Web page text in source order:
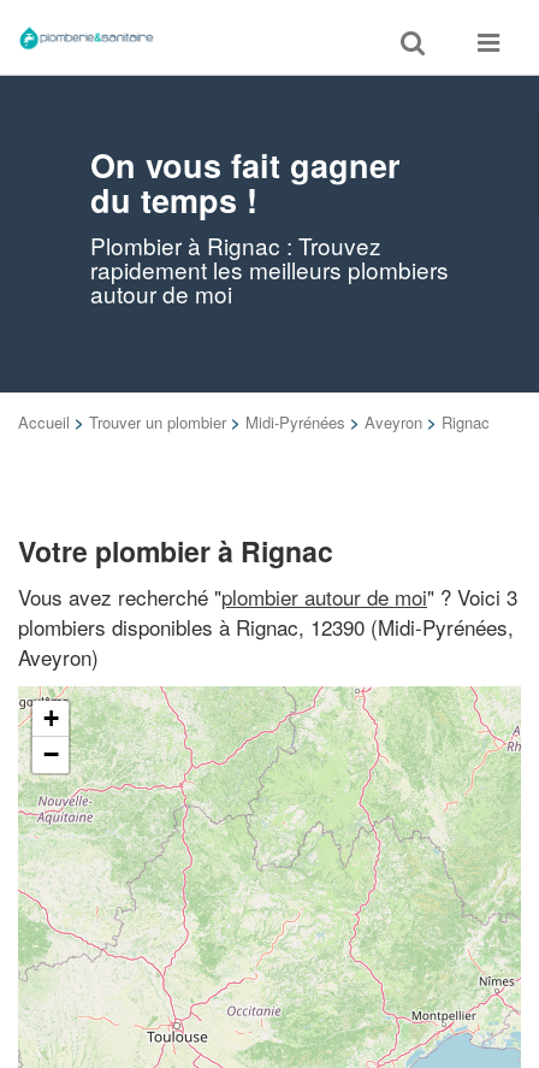
Toggle
search
Toggle
On vous fait gagner
du temps !
Plombier à Rignac : Trouvez
rapidement les meilleurs plombiers
autour de moi
Accueil > Trouver un plombier > Midi-Pyrénées > Aveyron > Rignac
Votre plombier à Rignac
Vous avez recherché "plombier autour de moi" ? Voici 3
plombiers disponibles à Rignac, 12390 (Midi-Pyrénées,
Aveyron)
+
−